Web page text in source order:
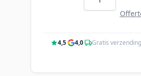
4,5· 4,0· Gratis